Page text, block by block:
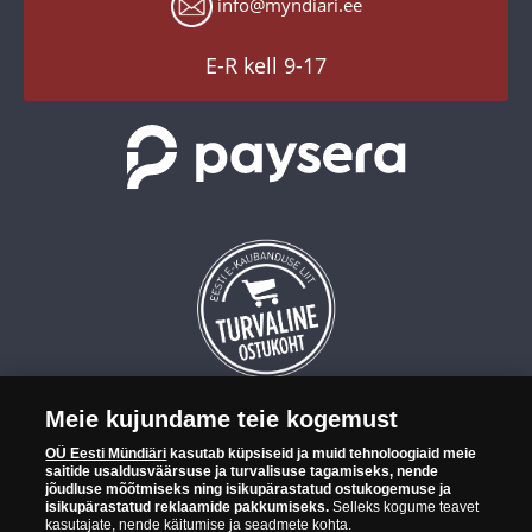
E-R kell 9-17
OÜ Eesti Mündiäri on maailma tuntumate rahapajade
kollektsioonimüntide ja -medalite levitaja Eestis. OÜ Eesti Mündiäri
kuulub ettevõttele "Samlerhuset Group“.
Euroopa ühel suuremal mündilevitajate grupil "Samlerhuset
Meie kujundame teie kogemust
OÜ Eesti Mündiäri kasutab küpsiseid ja muid tehnoloogiaid meie
saitide usaldusväärsuse ja turvalisuse tagamiseks, nende
jõudluse mõõtmiseks ning isikupärastatud ostukogemuse ja
isikupärastatud reklaamide pakkumiseks. Selleks kogume teavet
kasutajate, nende käitumise ja seadmete kohta.